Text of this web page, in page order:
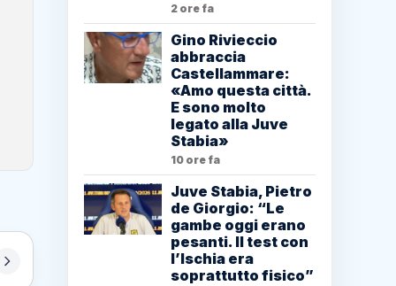
2 ore fa
Gino Rivieccio
abbraccia
Castellammare:
«Amo questa città.
E sono molto
legato alla Juve
Stabia»
10 ore fa
Juve Stabia, Pietro
de Giorgio: “Le
gambe oggi erano
pesanti. Il test con
l’Ischia era
soprattutto fisico”